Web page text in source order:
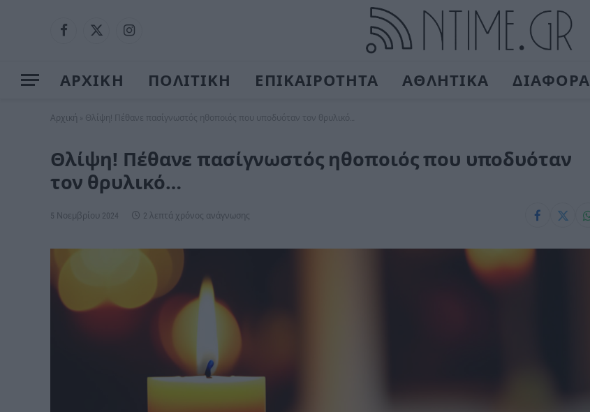
Facebook
X
Instagram
ΑΡΧΙΚΗ ΠΟΛΙΤΙΚΗ ΕΠΙΚΑΙΡΟΤΗΤΑ ΑΘΛΗΤΙΚΑ ΔΙΑΦΟΡΑ
Αρχική Θλίψη! Πέθανε πασίγνωστός ηθοποιός που υποδυόταν τον θρυλικό…
Θλίψη! Πέθανε πασίγνωστός ηθοποιός που υποδυόταν
τον θρυλικό…
5 Νοεμβρίου 2024 2 λεπτά χρόνος ανάγνωσης